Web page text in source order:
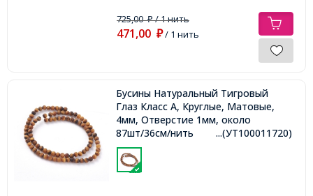
725,00₽/ 1 нить
471,00 ₽/ 1 нить
Бусины Натуральный Тигровый
Глаз Класс А, Круглые, Матовые,
4мм, Отверстие 1мм, около
87шт/36см/нить
...(УТ100011720)